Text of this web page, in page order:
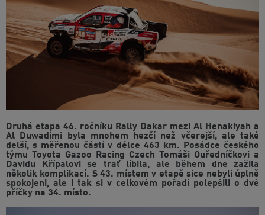
Druhá etapa 46. ročníku Rally Dakar mezi Al Henakiyah a
Al Duwadimi byla mnohem hezčí než včerejší, ale také
delší, s měřenou částí v délce 463 km. Posádce českého
týmu Toyota Gazoo Racing Czech Tomáši Ouředníčkovi a
Davidu Křípalovi se trať líbila, ale během dne zažila
několik komplikací. S 43. místem v etapě sice nebyli úplně
spokojeni, ale i tak si v celkovém pořadí polepšili o dvě
příčky na 34. místo.